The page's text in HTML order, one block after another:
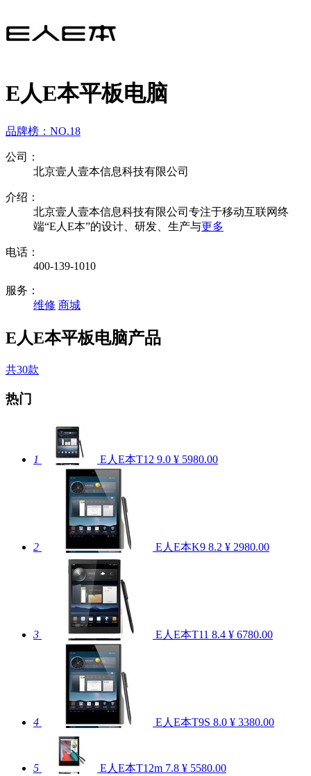
E人E本平板电脑
品牌榜： NO.18
公司：
北京壹人壹本信息科技有限公司
介绍：
北京壹人壹本信息科技有限公司专注于移动互联网终
端“E人E本”的设计、研发、生产与更多
电话：
400-139-1010
服务：
维修 商城
E人E本平板电脑产品
共30款
热门
1 E人E本T12 9.0 ¥ 5980.00
2 E人E本K9 8.2 ¥ 2980.00
3 E人E本T11 8.4 ¥ 6780.00
4 E人E本T9S 8.0 ¥ 3380.00
5 E人E本T12m 7.8 ¥ 5580.00